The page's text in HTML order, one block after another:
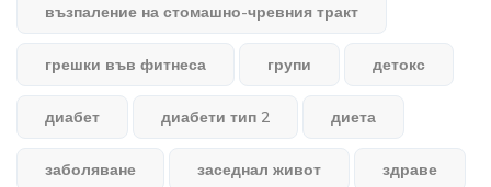
възпаление на стомашно-чревния тракт
грешки във фитнеса групи детокс
диабет диабети тип 2 диета
заболяване заседнал живот здраве